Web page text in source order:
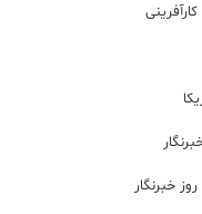
خبرنگار